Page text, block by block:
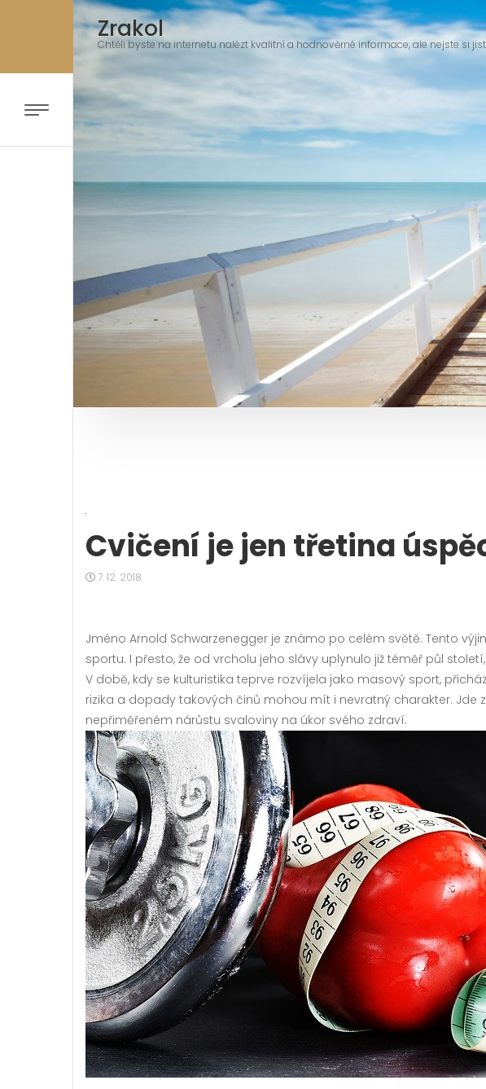
Zrakol
Chtěli byste na internetu nalézt kvalitní a hodnověrné informace, ale nejste si
Cvičení je jen třetina
7. 12. 2018
Jméno Arnold Schwarzenegger je známo po celém světě. Tento
sportu. I přesto, že od vrcholu jeho slávy uplynulo již téměř půl
V době, kdy se kulturistika teprve rozvíjela jako masový sport,
rizika a dopady takových činů mohou mít i nevratný charakter.
nepřiměřeném nárůstu svaloviny na úkor svého zdraví.